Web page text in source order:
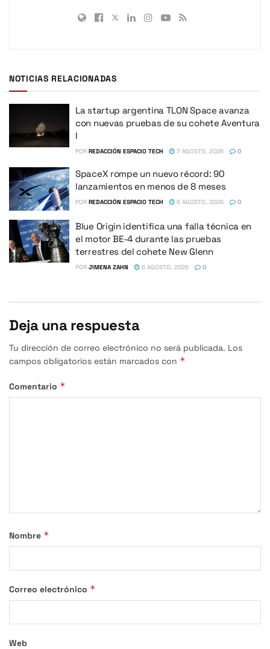
NOTICIAS RELACIONADAS
La startup argentina TLON Space avanza
con nuevas pruebas de su cohete Aventura
I
POR REDACCIÓN ESPACIO TECH 7 AGOSTO, 2026 0
SpaceX rompe un nuevo récord: 90
lanzamientos en menos de 8 meses
POR REDACCIÓN ESPACIO TECH 6 AGOSTO, 2026 0
Blue Origin identifica una falla técnica en
el motor BE-4 durante las pruebas
terrestres del cohete New Glenn
POR JIMENA ZAHN 6 AGOSTO, 2026 0
Deja una respuesta
Tu dirección de correo electrónico no será publicada. Los
campos obligatorios están marcados con *
Comentario *
Nombre *
Correo electrónico *
Web